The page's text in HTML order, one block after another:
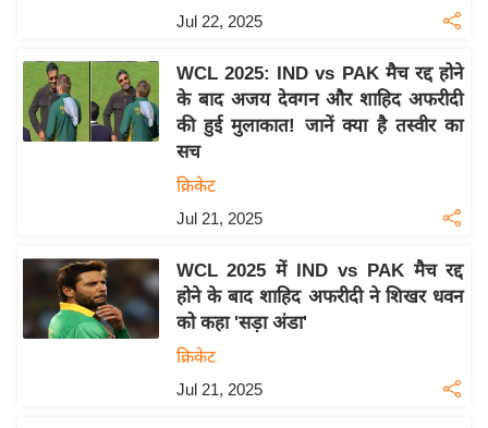
म
ई
-
सा
Jul 22, 2025
WCL 2025: IND vs PAK मैच रद्द होने
के बाद अजय देवगन और शाहिद अफरीदी
की हुई मुलाकात! जानें क्या है तस्वीर का
सच
क्रिकेट
Jul 21, 2025
WCL 2025 में IND vs PAK मैच रद्द
होने के बाद शाहिद अफरीदी ने शिखर धवन
को कहा 'सड़ा अंडा'
क्रिकेट
Jul 21, 2025